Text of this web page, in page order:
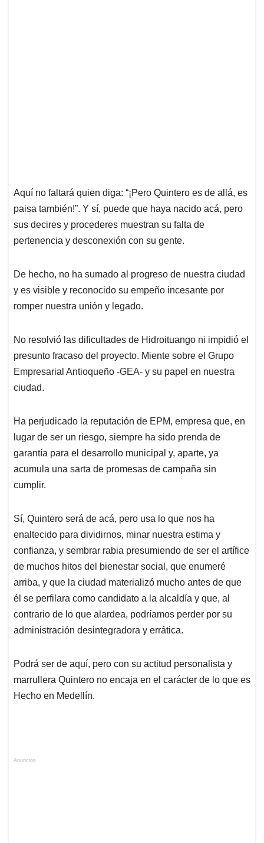
Aquí no faltará quien diga: “¡Pero Quintero es de allá, es
paisa también!”. Y sí, puede que haya nacido acá, pero
sus decires y procederes muestran su falta de
pertenencia y desconexión con su gente.
De hecho, no ha sumado al progreso de nuestra ciudad
y es visible y reconocido su empeño incesante por
romper nuestra unión y legado.
No resolvió las dificultades de Hidroituango ni impidió el
presunto fracaso del proyecto. Miente sobre el Grupo
Empresarial Antioqueño -GEA- y su papel en nuestra
ciudad.
Ha perjudicado la reputación de EPM, empresa que, en
lugar de ser un riesgo, siempre ha sido prenda de
garantía para el desarrollo municipal y, aparte, ya
acumula una sarta de promesas de campaña sin
cumplir.
Sí, Quintero será de acá, pero usa lo que nos ha
enaltecido para dividirnos, minar nuestra estima y
confianza, y sembrar rabia presumiendo de ser el artífice
de muchos hitos del bienestar social, que enumeré
arriba, y que la ciudad materializó mucho antes de que
él se perfilara como candidato a la alcaldía y que, al
contrario de lo que alardea, podríamos perder por su
administración desintegradora y errática.
Podrá ser de aquí, pero con su actitud personalista y
marrullera Quintero no encaja en el carácter de lo que es
Hecho en Medellín.
Anuncios.